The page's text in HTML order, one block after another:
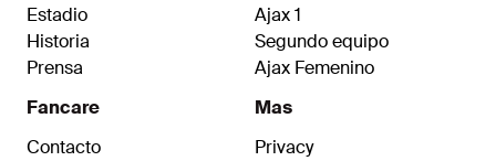
Estadio
Historia
Prensa
Fancare
Contacto
Ajax 1
Segundo equipo
Ajax Femenino
Mas
Privacy